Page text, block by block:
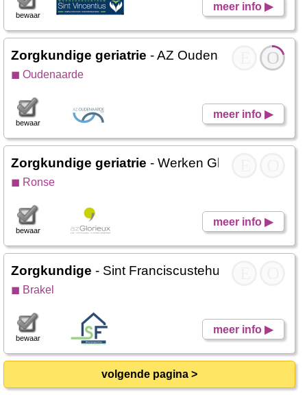
meer info ▶
bewaar
O
Zorgkundige geriatrie - AZ Oudenaarde
◼ Oudenaarde
meer info ▶
bewaar
Zorgkundige geriatrie - Werken Glorieux CZW
◼ Ronse
meer info ▶
bewaar
Zorgkundige - Sint Franciscustehuis
◼ Brakel
meer info ▶
bewaar
volgende pagina >